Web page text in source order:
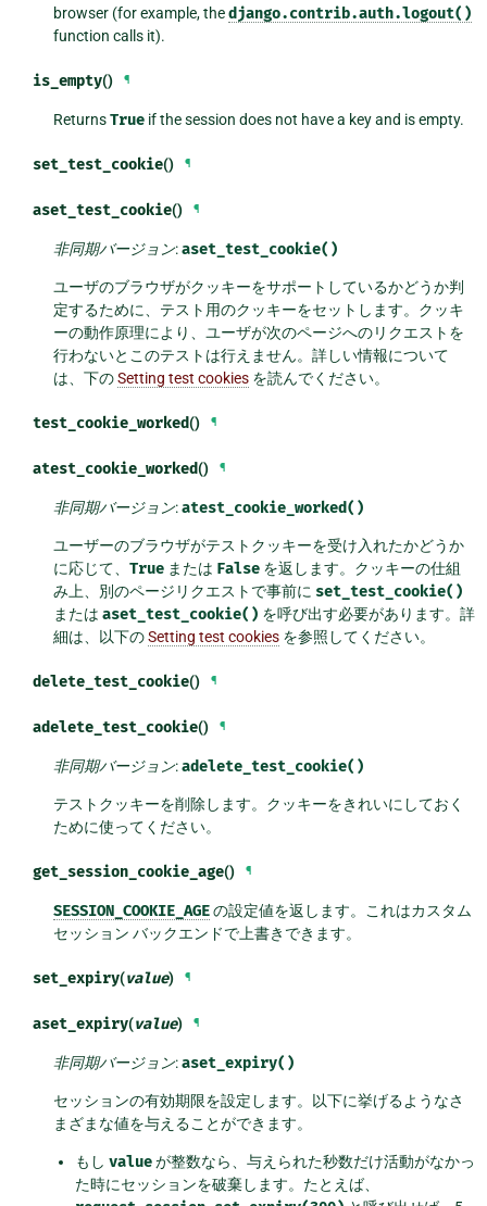
browser (for example, thedjango.contrib.auth.logout()
function calls it).
is_empty() ¶
ReturnsTrue if the session does not have a key and is empty.
set_test_cookie() ¶
aset_test_cookie() ¶
非同期バージョン:aset_test_cookie()
ユーザのブラウザがクッキーをサポートしているかどうか判
定するために、テスト用のクッキーをセットします。クッキ
ーの動作原理により、ユーザが次のページへのリクエストを
行わないとこのテストは行えません。詳しい情報について
は、下のSetting test cookies を読んでください。
test_cookie_worked() ¶
atest_cookie_worked() ¶
非同期バージョン:atest_cookie_worked()
ユーザーのブラウザがテストクッキーを受け入れたかどうか
に応じて、True または False を返します。クッキーの仕組
み上、別のページリクエストで事前に set_test_cookie()
またはaset_test_cookie() を呼び出す必要があります。詳
細は、以下のSetting test cookies を参照してください。
delete_test_cookie() ¶
adelete_test_cookie() ¶
非同期バージョン:adelete_test_cookie()
テストクッキーを削除します。クッキーをきれいにしておく
ために使ってください。
get_session_cookie_age() ¶
SESSION_COOKIE_AGEの設定値を返します。これはカスタム
セッション バックエンドで上書きできます。
set_expiry(value) ¶
aset_expiry(value) ¶
非同期バージョン:aset_expiry()
セッションの有効期限を設定します。以下に挙げるようなさ
まざまな値を与えることができます。
もしvalueが整数なら、与えられた秒数だけ活動がなかっ
た時にセッションを破棄します。たとえば、